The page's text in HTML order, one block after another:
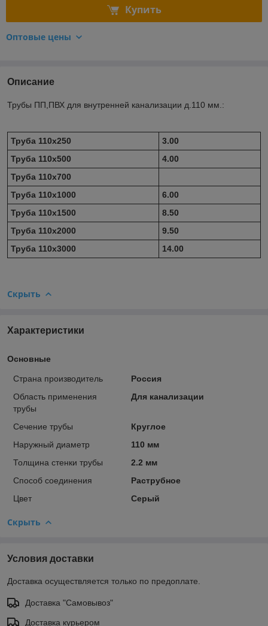
Купить
Оптовые цены
Описание
Трубы ПП,ПВХ для внутренней канализации д.110 мм.:
Труба 110х250
3.00
Труба 110х500
4.00
Труба 110х700
Труба 110х1000
6.00
Труба 110х1500
8.50
Труба 110х2000
9.50
Труба 110х3000
14.00
Скрыть
Характеристики
Основные
Страна производитель
Россия
Область применения
трубы
Для канализации
Сечение трубы
Круглое
Наружный диаметр
110 мм
Толщина стенки трубы
2.2 мм
Способ соединения
Раструбное
Цвет
Серый
Скрыть
Условия доставки
Доставка осуществляется только по предоплате.
Доставка "Самовывоз"
Доставка курьером